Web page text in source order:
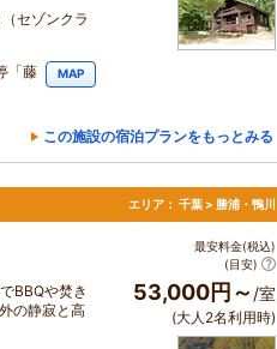
セゾンクラ
「藤
MAP
この施設の宿泊プランをもっとみる
エリア： 千葉 > 勝浦・鴨川
BBQや焚き
の静寂と高
最安料金(税込)
(目安)
53,000円～ /室
(大人2名利用時)